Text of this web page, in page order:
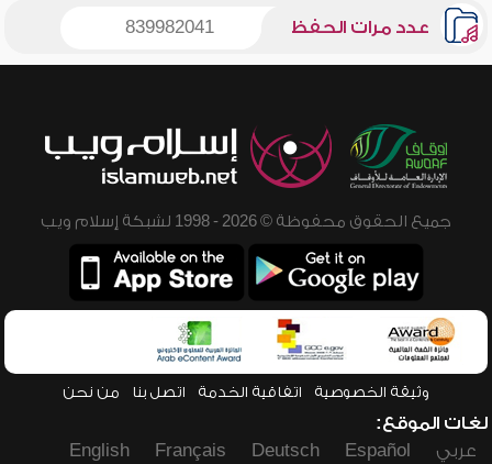
عدد مرات الحفظ 839982041
جميع الحقوق محفوظة © 2026 - 1998 لشبكة إسلام ويب
وثيقة الخصوصية اتفاقية الخدمة اتصل بنا من نحن
لغات الموقع:
عربي
Español
Deutsch
Français
English